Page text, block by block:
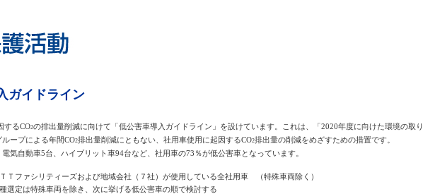
ガイドライン
するCO2の排出量削減に向けて「低公害車導入ガイドライン」を設けています。これは、「2020年度に向けた環境の取り
ープによる年間CO2排出量削減にともない、社用車使用に起因するCO2排出量の削減をめざすための措置です。
気自動車5台、ハイブリット車94台など、社用車の73％が低公害車となっています。
ファシリティーズおよび地域会社（７社）が使用している全社用車 （特殊車両除く）
選定は特殊車両を除き、次に挙げる低公害車の順で検討する